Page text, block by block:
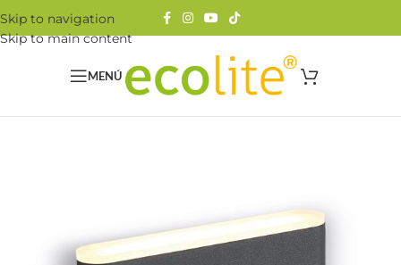
Skip to navigation
Skip to main content
MENÚ